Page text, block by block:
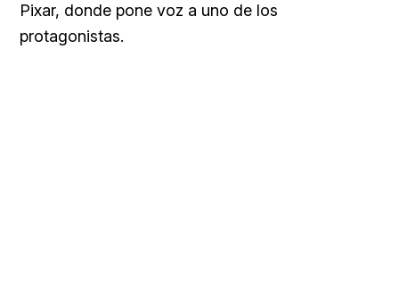
Pixar, donde pone voz a uno de los
protagonistas.